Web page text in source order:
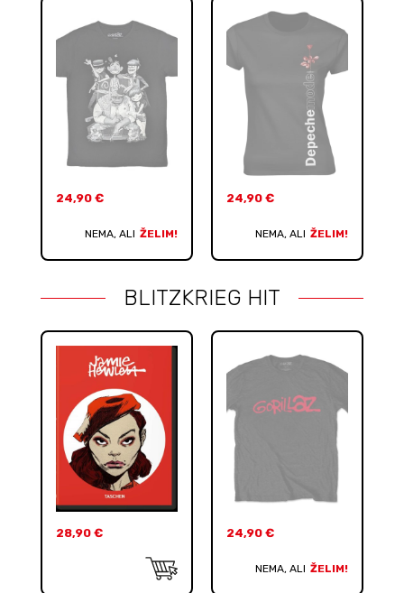
24,90 €
NEMA, ALI ŽELIM!
24,90 €
NEMA, ALI ŽELIM!
BLITZKRIEG HIT
28,90 € 24,90 €
NEMA, ALI ŽELIM!